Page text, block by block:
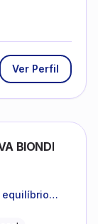
Ver Perfil
BIONDI
equilíbrio